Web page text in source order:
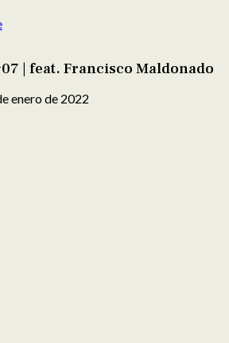
| feat. Francisco Maldonado
enero de 2022